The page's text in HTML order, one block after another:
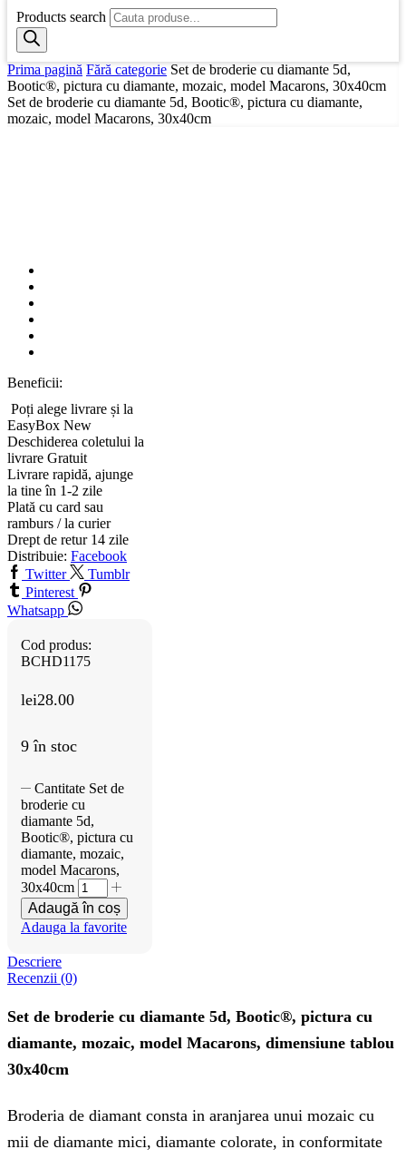
Products search
Prima pagină Fără categorie Set de broderie cu diamante 5d,
Bootic®, pictura cu diamante, mozaic, model Macarons, 30x40cm
Set de broderie cu diamante 5d, Bootic®, pictura cu diamante,
mozaic, model Macarons, 30x40cm
Beneficii:
Poți alege livrare și la
EasyBox New
Deschiderea coletului la
livrare Gratuit
Livrare rapidă, ajunge
la tine în 1-2 zile
Plată cu card sau
ramburs / la curier
Drept de retur 14 zile
Distribuie: Facebook
Twitter
Tumblr
Pinterest
Whatsapp
Cod produs:
BCHD1175
lei28.00
9 în stoc
Cantitate Set de
broderie cu
diamante 5d,
Bootic®, pictura cu
diamante, mozaic,
model Macarons,
30x40cm
Adaugă în coș
Adauga la favorite
Descriere
Recenzii (0)
Set de broderie cu diamante 5d, Bootic®, pictura cu
diamante, mozaic, model Macarons, dimensiune tablou
30x40cm
Broderia de diamant consta in aranjarea unui mozaic cu
mii de diamante mici, diamante colorate, in conformitate